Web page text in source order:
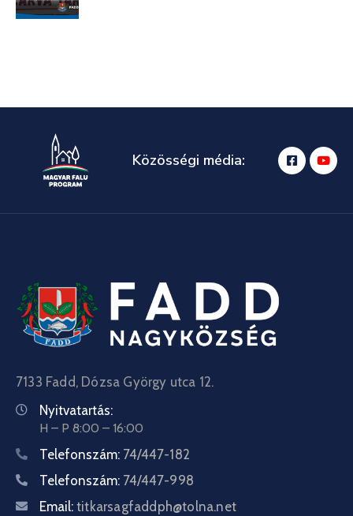
Közösségi média:
7133 Fadd, Dózsa György utca 12.
Nyitvatartás:
H – P 8:00 – 16:00
Telefonszám: 74/447-182
Telefonszám: 74/447-998
Email: titkarsagfaddph@tolna.net